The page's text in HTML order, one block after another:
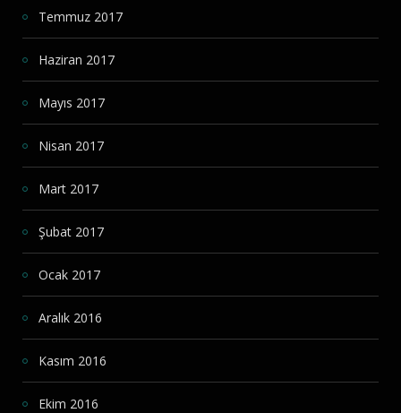
Temmuz 2017
Haziran 2017
Mayıs 2017
Nisan 2017
Mart 2017
Şubat 2017
Ocak 2017
Aralık 2016
Kasım 2016
Ekim 2016